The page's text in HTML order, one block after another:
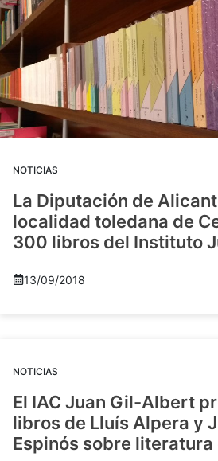
NOTICIAS
La Diputación de
localidad toledana de
300 libros del Instituto
13/09/2018
NOTICIAS
El IAC Juan Gil-Albert
libros de Lluís Alpera y
Espinós sobre